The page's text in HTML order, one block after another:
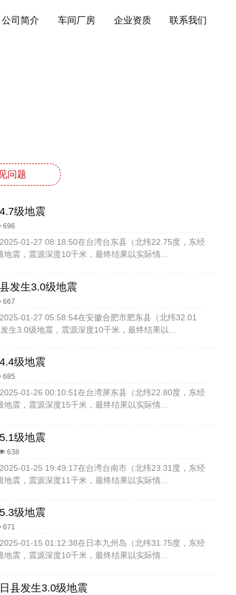
公司简介 车间厂房 企业资质 联系我们
问题
级地震
696
01-27 08:18:50在台湾台东县（北纬22.75度，东经
震，震源深度10千米，最终结果以实际情...
发生3.0级地震
667
01-27 05:58:54在安徽合肥市肥东县（北纬32.01
生3.0级地震，震源深度10千米，最终结果以...
级地震
685
01-26 00:10:51在台湾屏东县（北纬22.80度，东经
地震，震源深度15千米，最终结果以实际情...
级地震
638
01-25 19:49:17在台湾台南市（北纬23.31度，东经
震，震源深度11千米，最终结果以实际情...
级地震
671
01-15 01:12:38在日本九州岛（北纬31.75度，东经
地震，震源深度10千米，最终结果以实际情...
县发生3.0级地震